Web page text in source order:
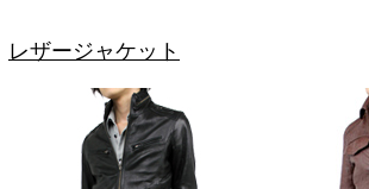
レザージャケット